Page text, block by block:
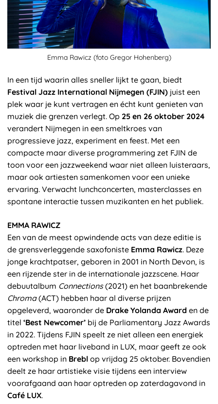
Emma Rawicz (foto Gregor Hohenberg)
In een tijd waarin alles sneller lijkt te gaan, biedt
Festival Jazz International Nijmegen (FJIN) juist een
plek waar je kunt vertragen en écht kunt genieten van
muziek die grenzen verlegt. Op 25 en 26 oktober 2024
verandert Nijmegen in een smeltkroes van
progressieve jazz, experiment en feest. Met een
compacte maar diverse programmering zet FJIN de
toon voor een jazzweekend waar niet alleen luisteraars,
maar ook artiesten samenkomen voor een unieke
ervaring. Verwacht lunchconcerten, masterclasses en
spontane interactie tussen muzikanten en het publiek.
EMMA RAWICZ
Een van de meest opwindende acts van deze editie is
de grensverleggende saxofoniste Emma Rawicz. Deze
jonge krachtpatser, geboren in 2001 in North Devon, is
een rijzende ster in de internationale jazzscene. Haar
debuutalbum Connections(2021) en het baanbrekende
Chroma(ACT) hebben haar al diverse prijzen
opgeleverd, waaronder de Drake Yolanda Award en de
titel ‘Best Newcomer’ bij de Parliamentary Jazz Awards
in 2022. Tijdens FJIN speelt ze niet alleen een energiek
optreden met haar liveband in LUX, maar geeft ze ook
een workshop in Brebl op vrijdag 25 oktober. Bovendien
deelt ze haar artistieke visie tijdens een interview
voorafgaand aan haar optreden op zaterdagavond in
Café LUX.